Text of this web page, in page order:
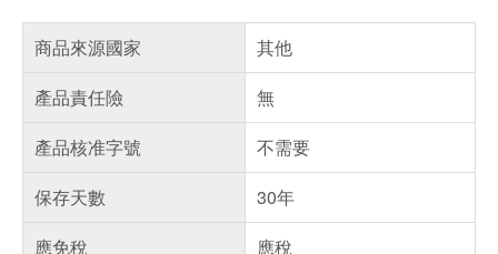
商品來源國家
其他
產品責任險
無
產品核准字號
不需要
保存天數
30年
應免稅
應稅